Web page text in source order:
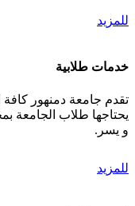
للمزيد
خدمات طلابية
تقدم جامعة دمنهور كافة
يحتاجها طلاب الجامعة
و يسر.
للمزيد